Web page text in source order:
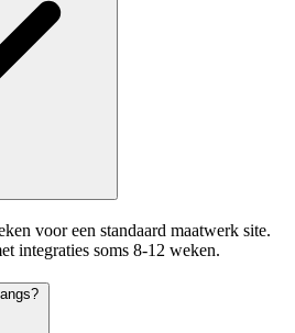
voor een standaard maatwerk site.
integraties soms 8-12 weken.
langs?